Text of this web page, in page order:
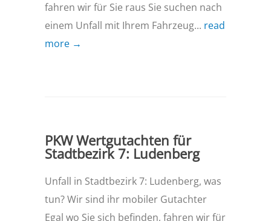
fahren wir für Sie raus Sie suchen nach
einem Unfall mit Ihrem Fahrzeug... read
more →
PKW Wertgutachten für
Stadtbezirk 7: Ludenberg
Unfall in Stadtbezirk 7: Ludenberg, was
tun? Wir sind ihr mobiler Gutachter
Egal wo Sie sich befinden, fahren wir für